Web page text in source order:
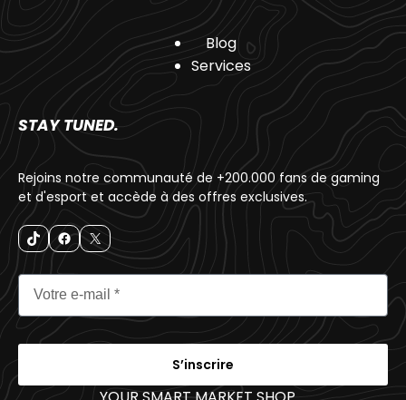
Blog
Services
STAY TUNED.
Rejoins notre communauté de +200.000 fans de gaming
et d'esport et accède à des offres exclusives.
S’inscrire